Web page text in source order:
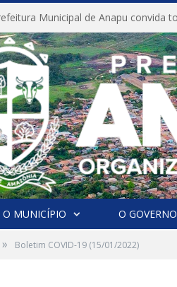
O MUNICÍPIO O GOVERNO
» Boletim COVID-19 (15/01/2022)